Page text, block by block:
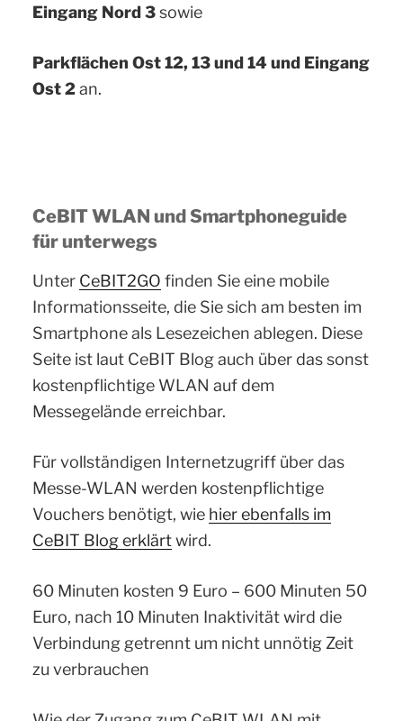
Eingang Nord 3sowie
Parkflächen Ost 12, 13 und 14 und Eingang
Ost 2an.
CeBIT WLAN und Smartphoneguide
für unterwegs
Unter CeBIT2GO finden Sie eine mobile
Informationsseite, die Sie sich am besten im
Smartphone als Lesezeichen ablegen. Diese
Seite ist laut CeBIT Blog auch über das sonst
kostenpflichtige WLAN auf dem
Messegelände erreichbar.
Für vollständigen Internetzugriff über das
Messe-WLAN werden kostenpflichtige
Vouchers benötigt, wie hier ebenfalls im
CeBIT Blog erklärtwird.
60 Minuten kosten 9 Euro – 600 Minuten 50
Euro, nach 10 Minuten Inaktivität wird die
Verbindung getrennt um nicht unnötig Zeit
zu verbrauchen